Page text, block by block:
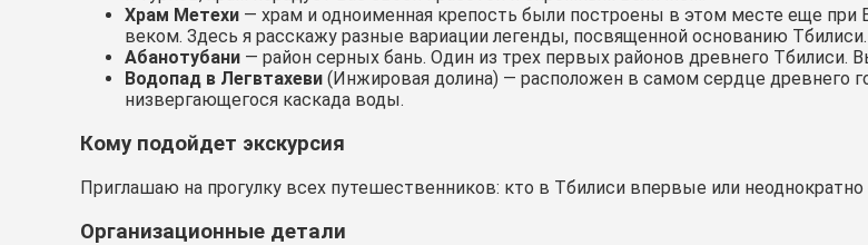
Храм Метехи — храм и одноименная крепость были построены в этом месте еще при
веком. Здесь я расскажу разные вариации легенды, посвященной основанию Тбилиси.
Абанотубани — район серных бань. Один из трех первых районов древнего
Водопад в Легвтахеви (Инжировая долина) — расположен в самом сердце древнего
низвергающегося каскада воды.
Кому подойдет экскурсия
Приглашаю на прогулку всех путешественников: кто в Тбилиси впервые или
Организационные детали